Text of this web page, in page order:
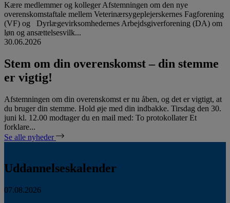
Kære medlemmer og kolleger Afstemningen om den nye
overenskomstaftale mellem Veterinærsygeplejerskernes Fagforening
(VF) og Dyrlægevirksomhedernes Arbejdsgiverforening (DA) om
løn og ansættelsesvilk...
30.06.2026
Stem om din overenskomst – din stemme
er vigtig!
Afstemningen om din overenskomst er nu åben, og det er vigtigt, at
du bruger din stemme. Hold øje med din indbakke. Tirsdag den 30.
juni kl. 12.00 modtager du en mail med: To protokollater Et
forklare...
Se alle nyheder
Uddannelseskalender
07.08.2026